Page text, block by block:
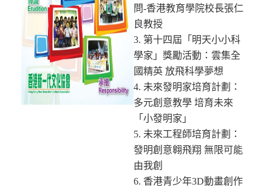
問-香港教育學院校長張仁
良教授
3. 第十四屆「明天小小科
學家」獎勵活動：雲集全
國精英 放飛科學夢想
4. 未來發明家培育計劃：
多元創意教學 培育未來
「小發明家」
5. 未來工程師培育計劃：
發明創意翱飛翔 無限可能
由我創
6. 香港青少年3D動畫創作